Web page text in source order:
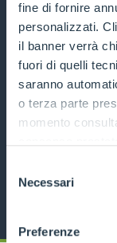
fine di fornire
personalizzati.
il banner verrà
fuori di quelli
saranno
o terza parte
momento
ogni pagina,
dell'informativa
pagina. Per
delNecessari
Preferenze